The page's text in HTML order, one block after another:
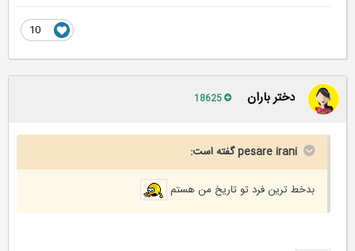
دختر باران
pesare irani گفته است:
بدخط ترین فرد تو تاریخ من هستم